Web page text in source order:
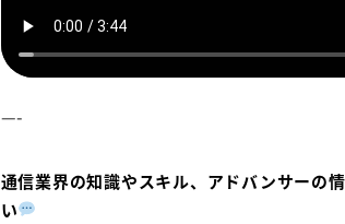
—-
通信業界の知識やスキル、アドバンサーの
い